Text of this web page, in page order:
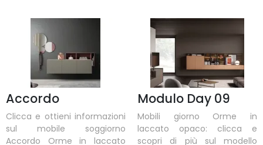
Accordo
Clicca e ottieni informazioni
sul mobile soggiorno
Accordo Orme in laccato
Modulo Day 09
Mobili giorno Orme in
laccato opaco: clicca e
scopri di più sul modello